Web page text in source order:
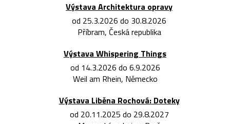
Výstava Architektura opravy
od 25.3.2026 do 30.8.2026
Příbram, Česká republika
Výstava Whispering Things
od 14.3.2026 do 6.9.2026
Weil am Rhein, Německo
Výstava Liběna Rochová: Doteky
od 20.11.2025 do 29.8.2027